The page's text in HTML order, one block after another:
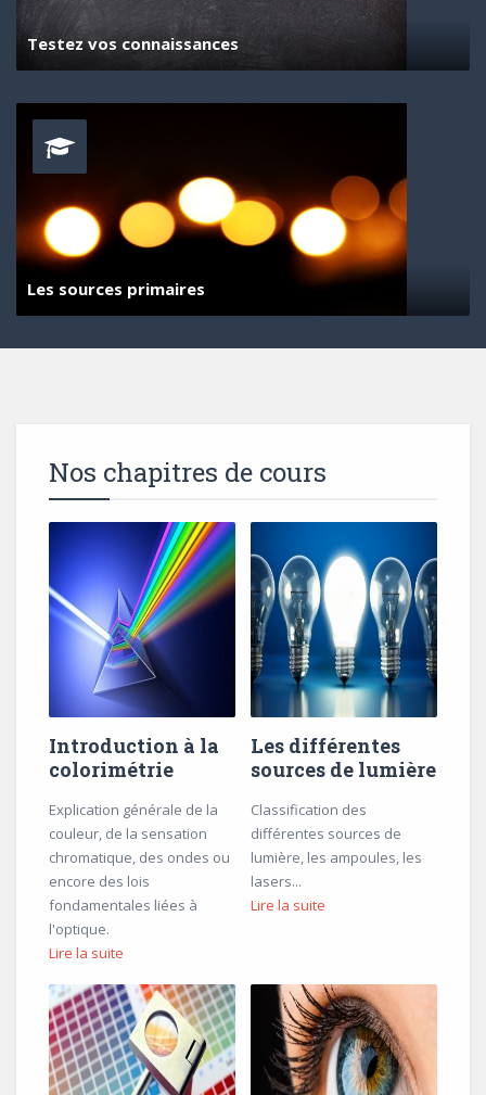
Testez vos connaissances
Les sources primaires
Nos chapitres de cours
Introduction à la
colorimétrie
Explication générale de la
couleur, de la sensation
chromatique, des ondes ou
encore des lois
fondamentales liées à
l'optique.
Lire la suite
Les différentes
sources de lumière
Classification des
différentes sources de
lumière, les ampoules, les
lasers...
Lire la suite